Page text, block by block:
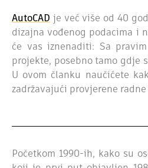
AutoCAD je već više od 40
dizajna vođenog podacima i
će vas iznenaditi: Sa
projekte, posebno tamo gdje
U ovom članku naučićete
zadržavajući provjerene
Početkom 1990-ih, kako su